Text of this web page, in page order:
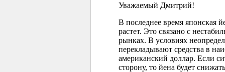
Уважаемый Дмитрий!
В последнее время
растет. Это связано с
рынках. В условиях
перекладывают средства в
американский доллар. Если
сторону, то йена будет